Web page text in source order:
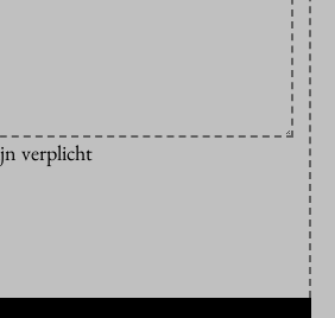
verplicht